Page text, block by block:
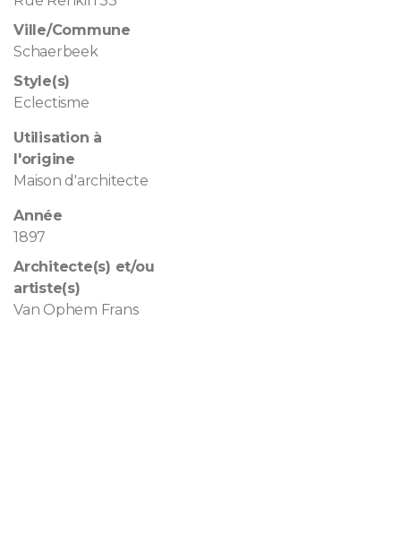
Ville/Commune
Schaerbeek
Style(s)
Eclectisme
Utilisation à
l'origine
Maison d'architecte
Année
1897
Architecte(s) et/ou
artiste(s)
Van Ophem Frans